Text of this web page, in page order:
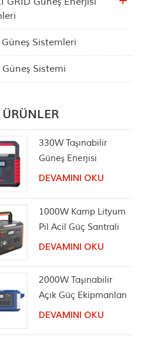
Sistemleri
Sistemi
330W Taşınabilir
Güneş Enerjisi
İstasyonu Saf Sinüs
DEVAMINI OKU
1000W Kamp Lityum
Pil Acil Güç Santrali
DEVAMINI OKU
2000W Taşınabilir
Açık Güç Ekipmanları
Güneş Jeneratörü
DEVAMINI OKU